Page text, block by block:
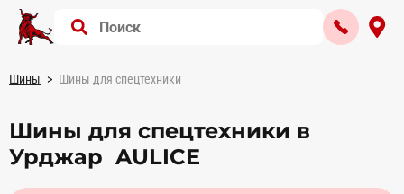
Шины Шины для спецтехники
Шины для спецтехники в
Урджар AULICE